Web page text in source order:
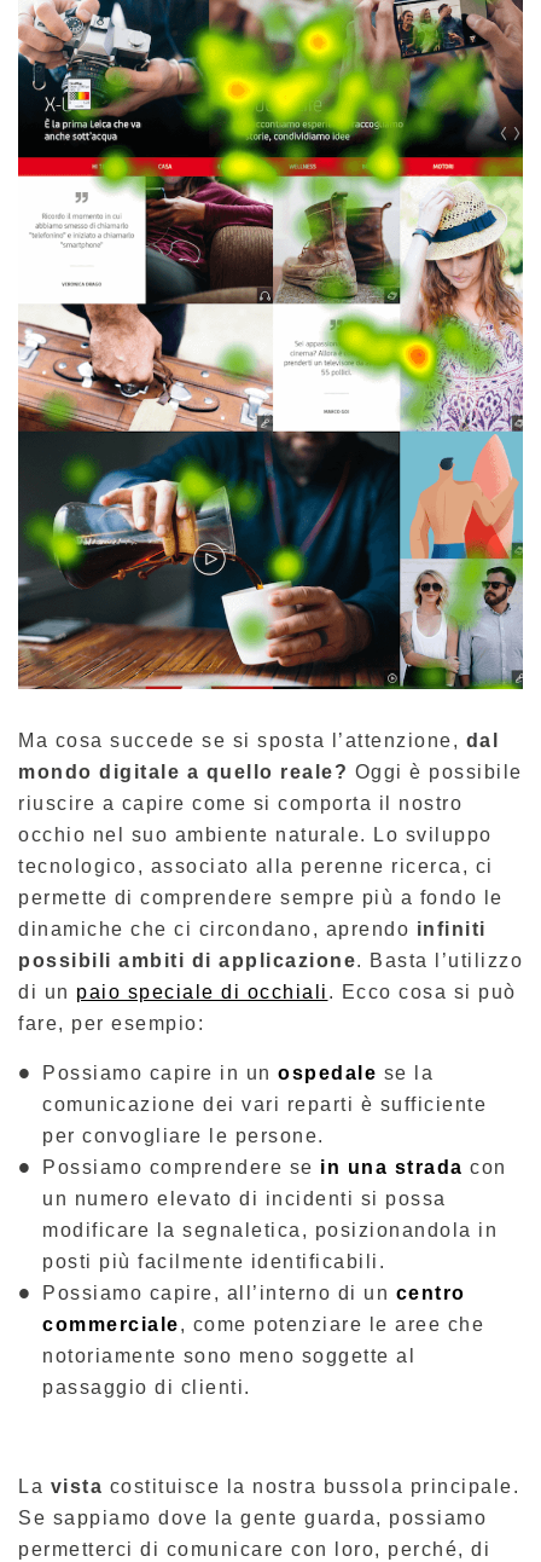
Ma cosa succede se si sposta l’attenzione, dal
mondo digitale a quello reale? Oggi è possibile
riuscire a capire come si comporta il nostro
occhio nel suo ambiente naturale. Lo sviluppo
tecnologico, associato alla perenne ricerca, ci
permette di comprendere sempre più a fondo le
dinamiche che ci circondano, aprendo infiniti
possibili ambiti di applicazione. Basta l’utilizzo
di un paio speciale di occhiali . Ecco cosa si può
fare, per esempio:
Possiamo capire in un ospedale se la
comunicazione dei vari reparti è sufficiente
per convogliare le persone.
Possiamo comprendere se in una strada con
un numero elevato di incidenti si possa
modificare la segnaletica, posizionandola in
posti più facilmente identificabili.
Possiamo capire, all’interno di un centro
commerciale, come potenziare le aree che
notoriamente sono meno soggette al
passaggio di clienti.
La vista costituisce la nostra bussola principale.
Se sappiamo dove la gente guarda, possiamo
permetterci di comunicare con loro, perché, di